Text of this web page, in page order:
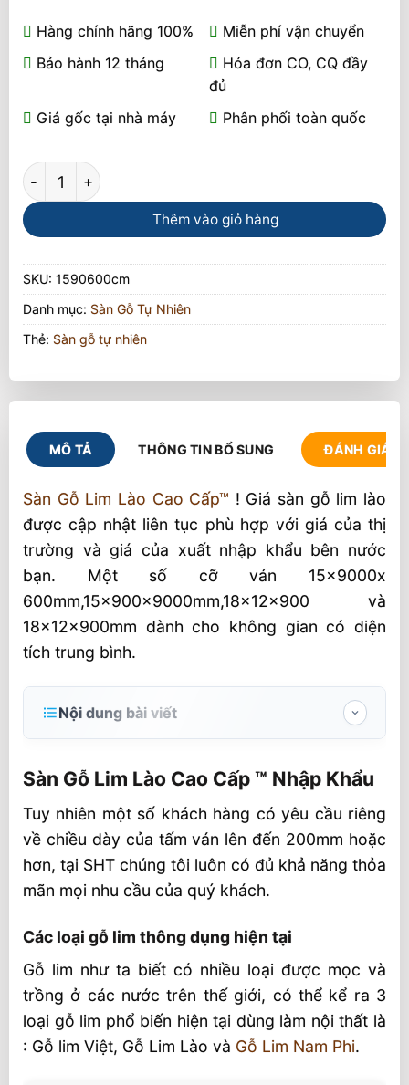
Hàng chính hãng 100%
Miễn phí vận chuyển
Bảo hành 12 tháng
Hóa đơn CO, CQ đầy
đủ
Giá gốc tại nhà máy
Phân phối toàn quốc
Sàn Gỗ Lim Lào Cao Cấp ™ Nhập Khẩu số lượng
Thêm vào giỏ hàng
SKU: 1590600cm
Danh mục: Sàn Gỗ Tự Nhiên
Thẻ: Sàn gỗ tự nhiên
MÔ TẢ THÔNG TIN BỔ SUNG ĐÁNH GIÁ
Sàn Gỗ Lim Lào Cao Cấp™ ! Giá sàn gỗ lim lào
được cập nhật liên tục phù hợp với giá của thị
trường và giá của xuất nhập khẩu bên nước
bạn. Một số cỡ ván 15x9000x
600mm,15x900x9000mm,18x12x900 và
18x12x900mm dành cho không gian có diện
tích trung bình.
Nội dung bài viết
Các loại gỗ lim thông dụng hiện tại
Nội thất gỗ lim được khách hàng ưa
chuộng
Sàn gỗ lim Lào và những đặc điểm của sàn
gỗ
Ưu điểm của sàn gỗ lim Lào
Bảo quản sàn gỗ Lim Lào
Báo Giá Sàn Gỗ Lim Lào ™ Giá Niêm Yết
Sàn gỗ Lim Lào với phong cách nội thất
hiện đại
Sàn Gỗ Lim Lào Cao Cấp ™ Nhập Khẩu
Tuy nhiên một số khách hàng có yêu cầu riêng
về chiều dày của tấm ván lên đến 200mm hoặc
hơn, tại SHT chúng tôi luôn có đủ khả năng thỏa
mãn mọi nhu cầu của quý khách.
Các loại gỗ lim thông dụng hiện tại
Gỗ lim như ta biết có nhiều loại được mọc và
trồng ở các nước trên thế giới, có thể kể ra 3
loại gỗ lim phổ biến hiện tại dùng làm nội thất là
: Gỗ lim Việt, Gỗ Lim Lào và Gỗ Lim Nam Phi.